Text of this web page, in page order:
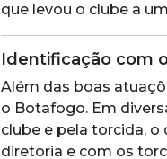
que levou o clube a
Identificação com
Além das boas
o Botafogo. Em
clube e pela torcida,
diretoria e com os